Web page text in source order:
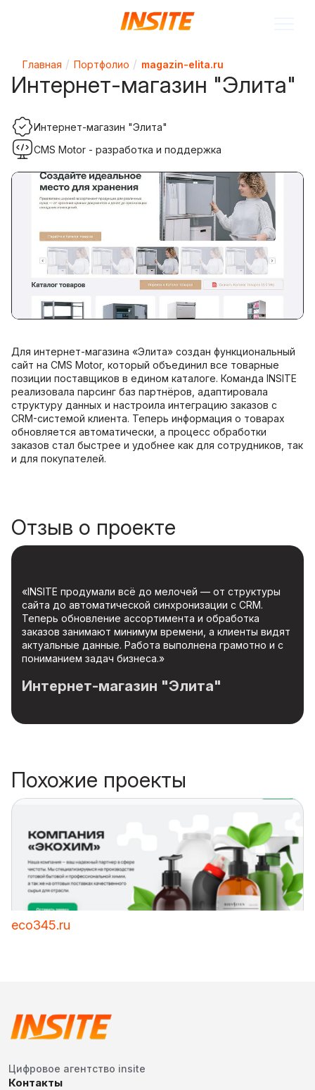
Главная Портфолио magazin-elita.ru
Интернет-магазин "Элита"
Интернет-магазин "Элита"
CMS Motor - разработка и поддержка
Для интернет-магазина «Элита» создан функциональный
сайт на CMS Motor, который объединил все товарные
позиции поставщиков в едином каталоге. Команда INSITE
реализовала парсинг баз партнёров, адаптировала
структуру данных и настроила интеграцию заказов с
CRM-системой клиента. Теперь информация о товарах
обновляется автоматически, а процесс обработки
заказов стал быстрее и удобнее как для сотрудников, так
и для покупателей.
Отзыв о проекте
«INSITE продумали всё до мелочей — от структуры
сайта до автоматической синхронизации с CRM.
Теперь обновление ассортимента и обработка
заказов занимают минимум времени, а клиенты видят
актуальные данные. Работа выполнена грамотно и с
пониманием задач бизнеса.»
Интернет-магазин "Элита"
Похожие проекты
eco345.ru
Цифровое агентство insite
Контакты